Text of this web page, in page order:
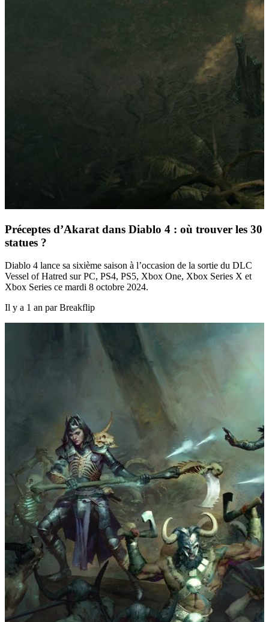
Préceptes d’Akarat dans Diablo 4 : où trouver les 30
statues ?
Diablo 4 lance sa sixième saison à l’occasion de la sortie du DLC
Vessel of Hatred sur PC, PS4, PS5, Xbox One, Xbox Series X et
Xbox Series ce mardi 8 octobre 2024.
Il y a 1 an par Breakflip